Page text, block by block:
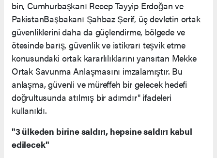
bin, Cumhurbaşkanı Recep Tayyip Erdoğan ve
PakistanBaşbakanı Şahbaz Şerif, üç devletin ortak
güvenliklerini daha da güçlendirme, bölgede ve
ötesinde barış, güvenlik ve istikrarı teşvik etme
konusundaki ortak kararlılıklarını yansıtan Mekke
Ortak Savunma Anlaşmasını imzalamıştır. Bu
anlaşma, güvenli ve müreffeh bir gelecek hedefi
doğrultusunda atılmış bir adımdır" ifadeleri
kullanıldı.
"3 ülkeden birine saldırı, hepsine saldırı kabul
edilecek"